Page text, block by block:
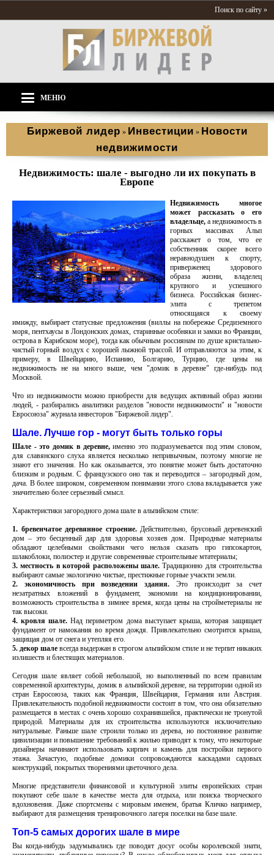
Поиск по сайту »
МЕНЮ
Биржевой лидер » Инвестиции » Новости
недвижимости
Недвижимость: шале - выгодно ли их покупать в
Европе
Недвижимость многое
может рассказать о его
владельце, а недвижимость в
горных массивах Альп
расскажет о том, что ее
собственник скорее всего
неравнодушен к спорту,
приверженец здорового
образа жизни, владелец
крупного и успешного
бизнеса. Российская бизнес-
элита с трепетом
относящаяся к своему
имижду, выбирает статусные предложения (виллы на побережье Средиземного
моря, пентхаусы в Лондонских домах, старинные особняки и замки во Франции,
острова в Карибском море), тогда как обычным россиянам по душе кристально-
чистый горный воздух с хорошей лыжной трассой. И отправляются за этим, к
примеру, в Швейцарию, Испанию, Болгарию, Турцию, где цены на
недвижимость не на много выше, чем "домик в деревне" где-нибудь под
Москвой.
Что из недвижимости можно приобрести для ведущих активный образ жизни
людей, - разбирались аналитики разделов "новости недвижимости" и "новости
Евросоюза" журнала инвесторов "Биржевой лидер".
Шале. Лучше гор - могут быть только горы
Шале - это домик в деревне, именно это подразумевается под этим словом,
для славянского слуха является несколько непривычным, поэтому многие не
знают его значения. Но как оказывается, это понятие может быть достаточно
близким и родным. С французского оно так и переводится – загородный дом,
дача. В более широком, современном понимании этого слова вкладывается уже
значительно более серьезный смысл.
Характеристики загородного дома шале в альпийском стиле:
1. бревенчатое деревянное строение. Действительно, брусовый деревенский
дом – это бесценный дар для здоровья хозяев дом. Природные материалы
обладают целебными свойствами чего нельзя сказать про гипсокартон,
шлакоблоки, полиэстер и другие современные строительные мтатериалы;
3. местность в которой расположены шале. Традиционно для строительства
выбирают самые экологично чистые, престижные горные учаскти земли.
2. экономичность при возведении здания.
Это происходит за счет
незатратных вложений в фундамент, экономии на кондиционировании,
возможность строительства в зимнее время, когда цены на стройметериалы не
так высоки.
4. кровля шале.Над периметром дома выступает крыша, которая защищает
фундамент от намокания во время дождя. Привлекательно смотрится крыша,
защищая дом от снега и утепляя его.
5. декор шале всегда выдержан в строгом альпийском стиле и не терпит никаких
излишеств и блестящих материалов.
Сегодня шале являет собой небольшой, но выполненный по всем правилам
современной архитектуры, домик в альпийской деревне, на территории одной из
стран Евросоюза, таких как Франция, Швейцария, Германия или Австрия.
Привлекательность подобной недвижимости состоит в том, что она обязательно
размещается в местах с очень хорошо сохранившейся, практически не тронутой
природой. Материалы для их строительства используются исключительно
натуральные. Раньше шале строили только из дерева, но постоянное развитие
цивилизации и повышение требований к жилью приводят к тому, что некоторые
дизайнеры начинают использовать кирпич и камень для постройки первого
этажа. Зачастую, подобные домики сопровождаются каскадами садовых
конструкций, покрытых творениями цветочного дела.
Многие представители финансовой и культурной элиты европейских стран
покупают себе шале в качестве места для отдыха, или поиска творческого
вдохновения. Даже спортсмены с мировым именем, братья Кличко например,
выбирают для размещения тренировочного лагеря поселки на базе шале.
Топ-5 самых дорогих шале в мире
Вы когда-нибудь задумывались где поводят досуг особы королевской знати,